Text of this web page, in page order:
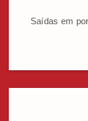
Saídas em